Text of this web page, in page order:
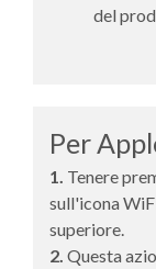
del
Per
1. Tenere
sull'icona
superiore.
2. Questa